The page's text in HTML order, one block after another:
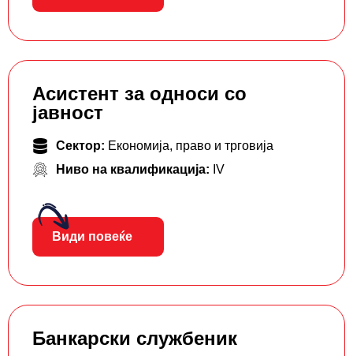
Асистент за односи со
јавност
Сектор: Економија, право и трговија
Ниво на квалификација: IV
Види повеќе
Банкарски службеник